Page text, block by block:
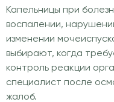
Капельницы при
воспалении,
изменении
выбирают, когда
контроль реакции
специалист после
жалоб.